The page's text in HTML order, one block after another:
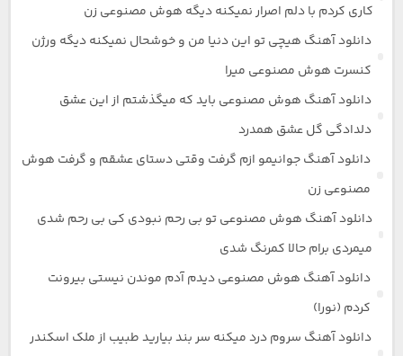
کاری کردم با دلم اصرار نمیکنه دیگه هوش مصنوعی زن
دانلود آهنگ هیچی تو این دنیا من و خوشحال نمیکنه دیگه ورژن
کنسرت هوش مصنوعی میرا
دانلود آهنگ هوش مصنوعی باید که میگذشتم از این عشق
دلدادگی گل عشق همدرد
دانلود آهنگ جوانیمو ازم گرفت وقتی دستای عشقم و گرفت هوش
مصنوعی زن
دانلود آهنگ هوش مصنوعی تو بی رحم نبودی کی بی رحم شدی
میمردی برام حالا کمرنگ شدی
دانلود آهنگ هوش مصنوعی دیدم آدم موندن نیستی بیرونت
کردم (نورا)
دانلود آهنگ سروم درد میکنه سر بند بیارید طبیب از ملک اسکندر